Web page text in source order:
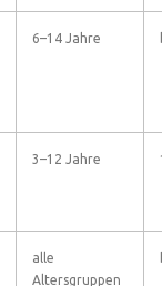
6–14 Jahre
3–12 Jahre
alle
Altersgruppen